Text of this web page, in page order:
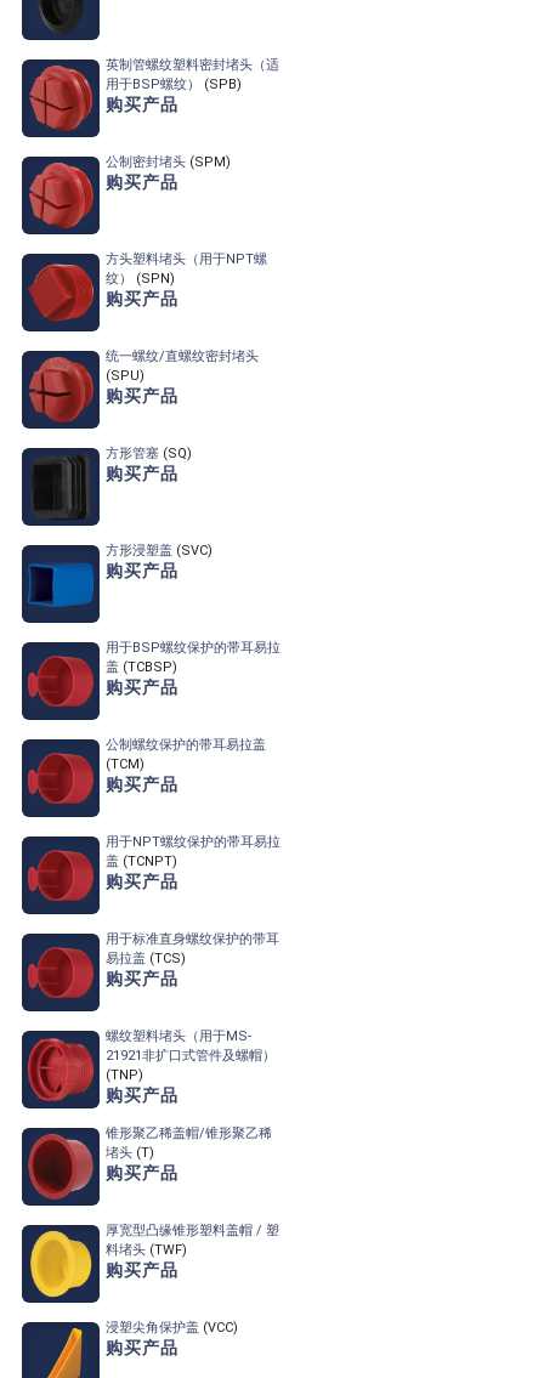
英制管螺纹塑料密封堵头（适
用于BSP螺纹）
(SPB)
购买产品
公制密封堵头 (SPM)
购买产品
方头塑料堵头 （用于NPT螺
纹）
(SPN)
购买产品
统一螺纹/直螺纹密封堵头
(SPU)
购买产品
方形管塞 (SQ)
购买产品
方形浸塑盖 (SVC)
购买产品
用于BSP螺纹保护的带耳易拉
盖 (TCBSP)
购买产品
公制螺纹保护的带耳易拉盖
(TCM)
购买产品
用于NPT螺纹保护的带耳易拉
盖 (TCNPT)
购买产品
用于标准直身螺纹保护的带耳
易拉盖 (TCS)
购买产品
螺纹塑料堵头 （用于MS-
21921非扩口式管件及螺帽）
(TNP)
购买产品
锥形聚乙稀盖帽/锥形聚乙稀
堵头 (T)
购买产品
厚宽型凸缘锥形塑料盖帽 / 塑
料堵头 (TWF)
购买产品
浸塑尖角保护盖 (VCC)
购买产品